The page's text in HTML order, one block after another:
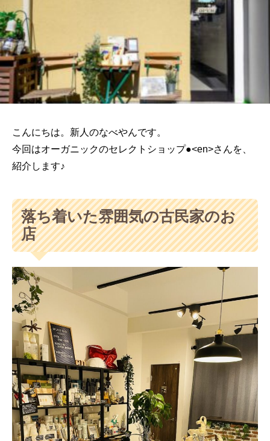
こんにちは。新人のなべやんです。
今回はオーガニックのセレクトショップ●<en>さんを、
紹介します♪
落ち着いた雰囲気の古民家のお
店